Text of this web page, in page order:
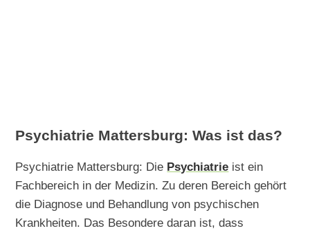
Psychiatrie Mattersburg: Was ist das?
Psychiatrie Mattersburg: Die Psychiatrie ist ein
Fachbereich in der Medizin. Zu deren Bereich gehört
die Diagnose und Behandlung von psychischen
Krankheiten. Das Besondere daran ist, dass